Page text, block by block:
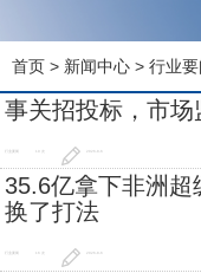
首页 > 新闻中心 > 行业要
事关招投标，市
行业要闻 19 次 2026-8-6
35.6亿拿下非洲
换了打法
行业要闻 16 次 2026-8-6